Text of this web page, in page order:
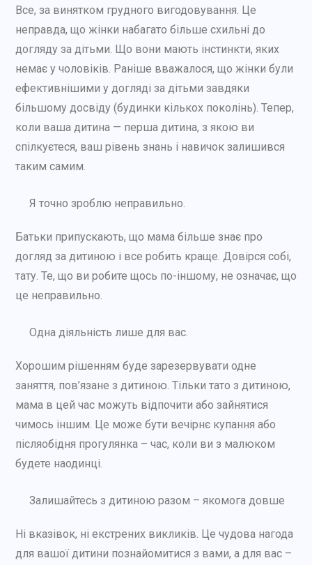
Все, за винятком грудного вигодовування. Це
неправда, що жінки набагато більше схильні до
догляду за дітьми. Що вони мають інстинкти, яких
немає у чоловіків. Раніше вважалося, що жінки були
ефективнішими у догляді за дітьми завдяки
більшому досвіду (будинки кількох поколінь). Тепер,
коли ваша дитина — перша дитина, з якою ви
спілкуєтеся, ваш рівень знань і навичок залишився
таким самим.
Я точно зроблю неправильно.
Батьки припускають, що мама більше знає про
догляд за дитиною і все робить краще. Довірся собі,
тату. Те, що ви робите щось по-іншому, не означає, що
це неправильно.
Одна діяльність лише для вас.
Хорошим рішенням буде зарезервувати одне
заняття, пов’язане з дитиною. Тільки тато з дитиною,
мама в цей час можуть відпочити або зайнятися
чимось іншим. Це може бути вечірнє купання або
післяобідня прогулянка – час, коли ви з малюком
будете наодинці.
Залишайтесь з дитиною разом – якомога довше
Ні вказівок, ні екстрених викликів. Це чудова нагода
для вашої дитини познайомитися з вами, а для вас –